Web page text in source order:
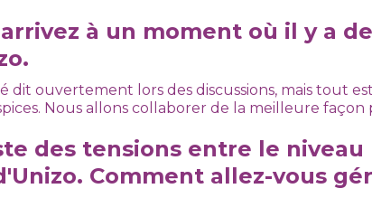
à un moment où il y a
dit ouvertement lors des discussions, mais tout
Nous allons collaborer de la meilleure façon
des tensions entre le
Comment allez-vous